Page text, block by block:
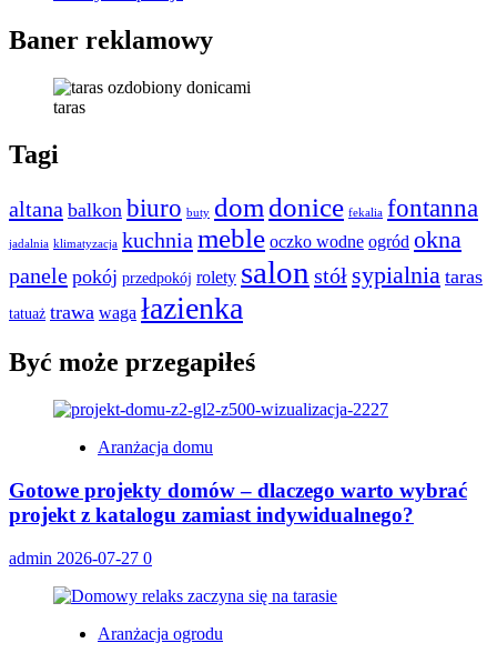
Baner reklamowy
taras
Tagi
altana balkon biuro buty dom donice fekalia fontanna
jadalnia klimatyzacja kuchnia meble oczko wodne ogród okna
panele pokój przedpokój rolety salon stół sypialnia taras
tatuaż trawa waga łazienka
Być może przegapiłeś
Aranżacja domu
Gotowe projekty domów – dlaczego warto wybrać
projekt z katalogu zamiast indywidualnego?
admin 2026-07-27 0
Aranżacja ogrodu